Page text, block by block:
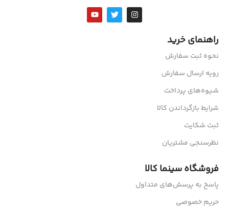
راهنمای خرید
نحوه ثبت سفارش
رویه ارسال سفارش
شیوه‌های پرداخت
شرایط بازگرداندن کالا
ثبت شکایت
نظرسنجی مشتریان
فروشگاه سینما کالا
پاسخ به پرسش‌های متداول
حریم خصوصی